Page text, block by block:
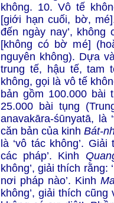
không. 10. Vô tế
[giới hạn cuối, bờ,
đến ngày nay’,
[không có bờ mé]
nguyên không). Dựa
trung tế, hậu tế, tam
không, gọi là vô tế
bản gồm 100.000
25.000 bài tụng
anavakāra-śūnyatā, là
căn bản của kinh Bát-
là ‘vô tác không’.
các pháp’. Kinh
không’, giải thích rằng:
nơi pháp nào’. Kinh
không’, giải thích